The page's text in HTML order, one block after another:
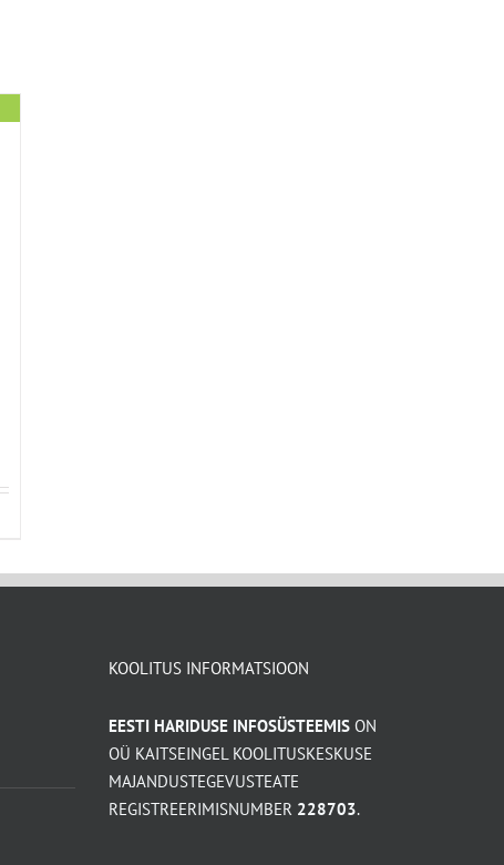
KOOLITUS INFORMATSIOON
EESTI HARIDUSE INFOSÜSTEEMIS ON
OÜ KAITSEINGEL KOOLITUSKESKUSE
MAJANDUSTEGEVUSTEATE
REGISTREERIMISNUMBER 228703.